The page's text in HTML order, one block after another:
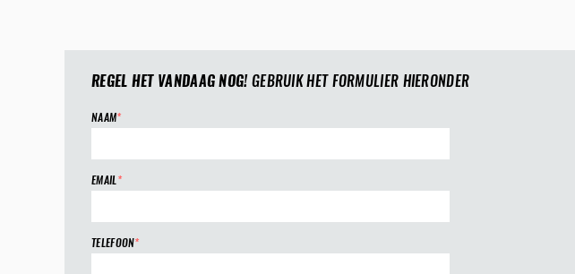
REGEL HET VANDAAG NOG!GEBRUIK HET FORMULIER HIERONDER
NAAM*
EMAIL*
TELEFOON*